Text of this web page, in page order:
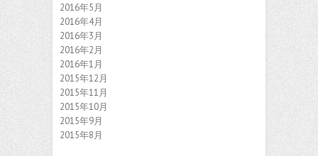
2016年5月
2016年4月
2016年3月
2016年2月
2016年1月
2015年12月
2015年11月
2015年10月
2015年9月
2015年8月